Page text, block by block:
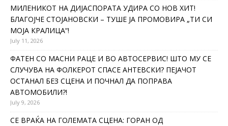
МИЛЕНИКОТ НА ДИЈАСПОРАТА УДИРА СО НОВ ХИТ!
БЛАГОЈЧЕ СТОЈАНОВСКИ – ТУШЕ ЈА ПРОМОВИРА „ТИ СИ
МОЈА КРАЛИЦА“!
July 11, 2026
ФАТЕН СО МАСНИ РАЦЕ И ВО АВТОСЕРВИС! ШТО МУ СЕ
СЛУЧУВА НА ФОЛКЕРОТ СПАСЕ АНТЕВСКИ? ПЕЈАЧОТ
ОСТАНАЛ БЕЗ СЦЕНА И ПОЧНАЛ ДА ПОПРАВА
АВТОМОБИЛИ?!
July 9, 2026
СЕ ВРАЌА НА ГОЛЕМАТА СЦЕНА: ГОРАН ОД